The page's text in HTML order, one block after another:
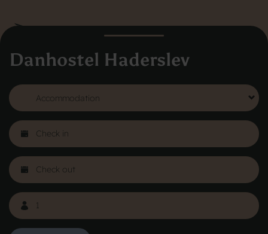
Danhostel Haderslev
Vodroffsvej 32
1900 Frederiksberg
About Danhostel
Youth hostels abroad
Worth knowing - Hosteling
Online Gallery